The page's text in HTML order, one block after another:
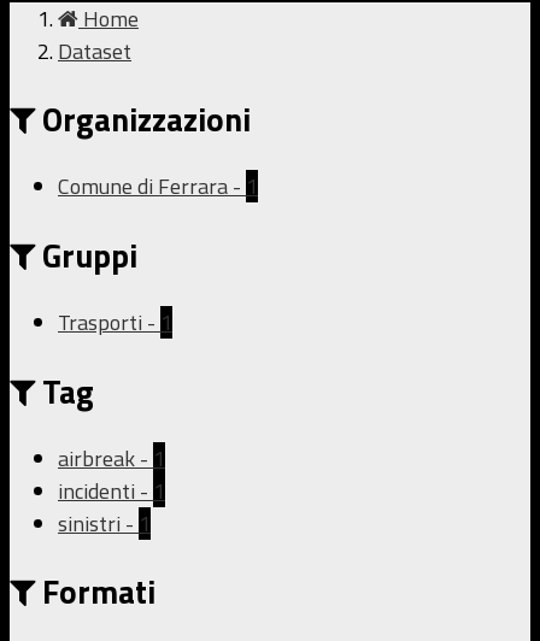
Home
Dataset
Organizzazioni
Comune di Ferrara- 1
Gruppi
Trasporti - 1
Tag
airbreak- 1
incidenti - 1
sinistri - 1
Formati